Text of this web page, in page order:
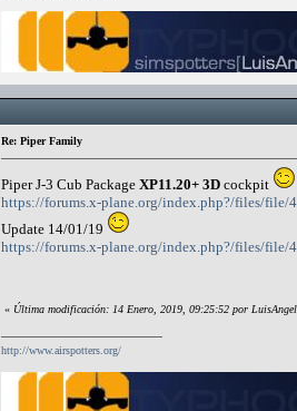
Re: Piper Family
Piper J-3 Cub Package XP11.20+ 3D cockpit
https://forums.x-plane.org/index.php?/files/file/
Update 14/01/19
https://forums.x-plane.org/index.php?/files/file/
« Última modificación: 14 Enero, 2019, 09:25:52 por LuisAngel
http://www.airspotters.org/